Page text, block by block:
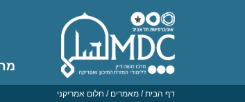
דף הבית/ מאמרים / חלום אמריקני